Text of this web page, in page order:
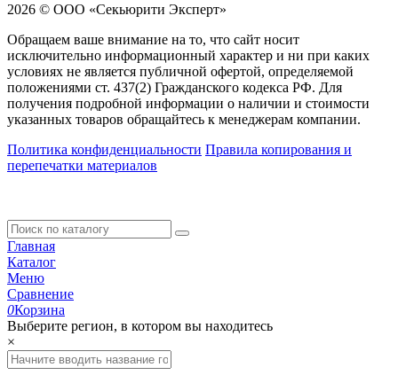
2026 © ООО «Секьюрити Эксперт»
Обращаем ваше внимание на то, что сайт носит
исключительно информационный характер и ни при каких
условиях не является публичной офертой, определяемой
положениями ст. 437(2) Гражданского кодекса РФ. Для
получения подробной информации о наличии и стоимости
указанных товаров обращайтесь к менеджерам компании.
Политика конфиденциальности Правила копирования и
перепечатки материалов
Главная
Каталог
Меню
Сравнение
0Корзина
Выберите регион, в котором вы находитесь
×